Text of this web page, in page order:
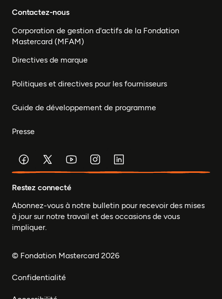
Contactez-nous
Corporation de gestion d'actifs de la Fondation
Mastercard (MFAM)
Directives de marque
Politiques et directives pour les fournisseurs
Guide de développement de programme
Presse
Restez connecté
Abonnez-vous à notre bulletin pour recevoir des mises
à jour sur notre travail et des occasions de vous
impliquer.
© Fondation Mastercard 2026
Confidentialité